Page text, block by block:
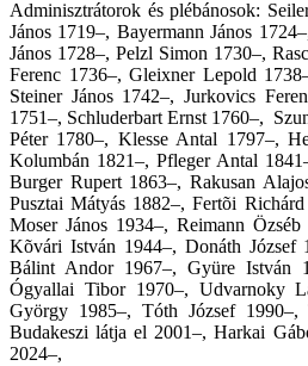
Adminisztrátorok és plébánosok:
János 1719–, Bayermann János
János 1728–, Pelzl Simon 1730–,
Ferenc 1736–, Gleixner Lepold
Steiner János 1742–, Jurkovics
1751–, Schluderbart Ernst 1760–,
Péter 1780–, Klesse Antal 1797–,
Kolumbán 1821–, Pfleger Antal
Burger Rupert 1863–, Rakusan
Pusztai Mátyás 1882–, Fertõi
Moser János 1934–, Reimann
Kõvári István 1944–, Donáth József
Bálint Andor 1967–, Gyüre István
Ógyallai Tibor 1970–, Udvarnoky
György 1985–, Tóth József
Budakeszi látja el 2001–, Harkai
2024–,